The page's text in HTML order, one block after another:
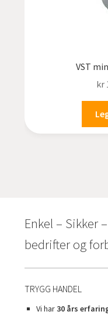
VST
kr
Enkel – Sikker
bedrifter og
TRYGG HANDEL
Vi har30 års